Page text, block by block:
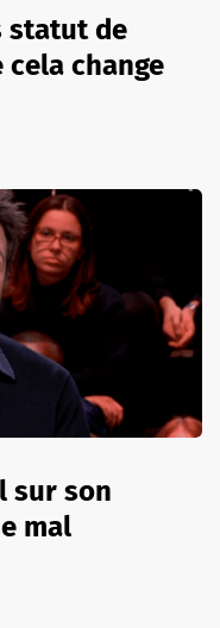
statut de
change
sur son
mal